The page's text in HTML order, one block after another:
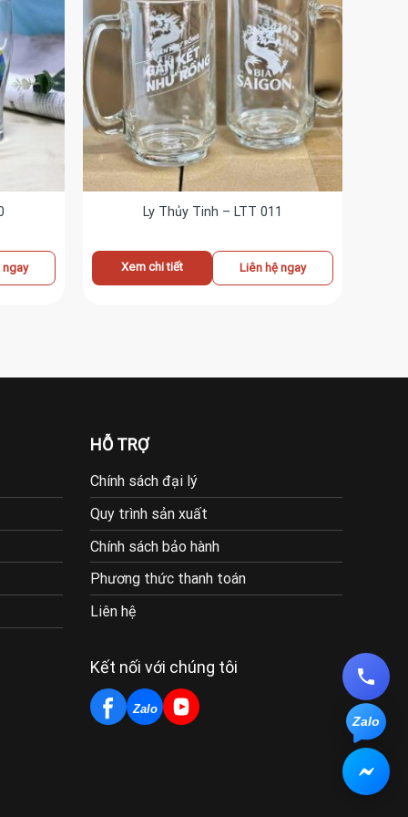
ngay
Ly Thủy Tinh – LTT 011
Xem chi tiết Liên hệ ngay
HỖ TRỢ
Chính sách đại lý
Quy trình sản xuất
Chính sách bảo hành
Phương thức thanh toán
Liên hệ
Kết nối với chúng tôi
Zalo
Zalo